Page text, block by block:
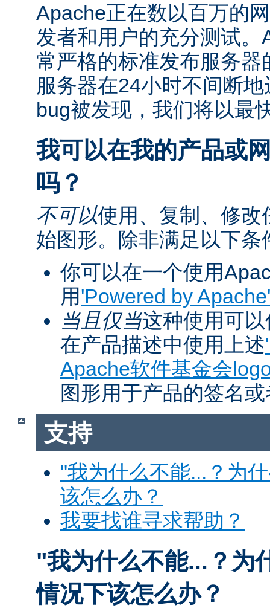
Apache正在数以百万的
发者和用户的充分测试
常严格的标准发布服务
服务器在24小时不间断
bug被发现，我们将以最
我可以在我的产品或
吗？
不可以使用、复制、修改
始图形。除非满足以下条
你可以在一个使用
用'Powered by
当且仅当这种使用可
在产品描述中使用上述
Apache软件基金会
图形用于产品的签名
支持
"我为什么不能...？为
该怎么办？
我要找谁寻求帮助？
"我为什么不能...？为
情况下该怎么办？